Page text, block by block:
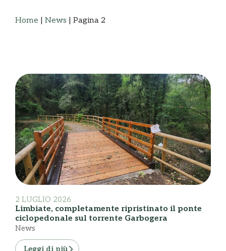
Home | News | Pagina 2
2 LUGLIO 2026
Limbiate, completamente ripristinato il ponte
ciclopedonale sul torrente Garbogera
News
Leggi di più